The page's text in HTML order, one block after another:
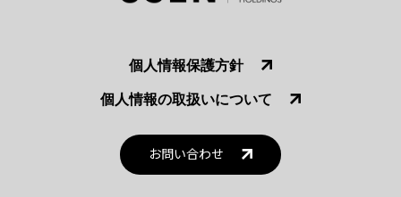
個人情報保護方針
個人情報の取扱いについて
お問い合わせ